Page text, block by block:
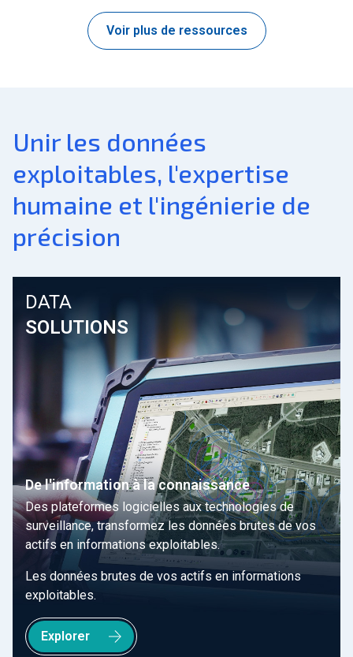
Voir plus de ressources
Unir les données
exploitables, l'expertise
humaine et l'ingénierie de
précision
DATA
SOLUTIONS
De l'information à la connaissance
Des plateformes logicielles aux technologies de
surveillance, transformez les données brutes de vos
actifs en informations exploitables.
Les données brutes de vos actifs en informations
exploitables.
Explorer